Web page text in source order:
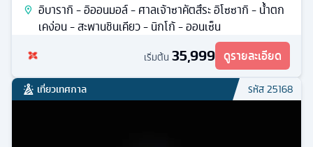
อิบารากิ - อิออนมอล์ - ศาลเจ้าซาคัตสึระ อิโซซากิ - น้ำตก
เคง่อน - สะพานชินเคียว - นิกโก้ - ออนเซ็น
เริ่มต้น 35,999 ดูรายละเอียด
เที่ยวเทศกาล รหัส25168